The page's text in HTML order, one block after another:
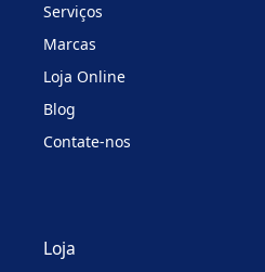
Serviços
Marcas
Loja Online
Blog
Contate-nos
Loja